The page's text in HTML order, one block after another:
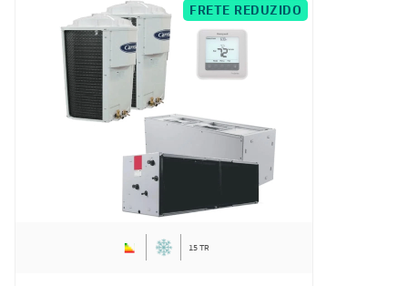
FRETE REDUZIDO
15 TR